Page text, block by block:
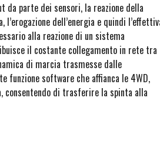
parte dei sensori, la reazione della
dell’energia e quindi
alla reazione di un sistema
il costante collegamento in rete tra
di marcia trasmesse dalle
funzione software che affianca le 4WD,
consentendo di trasferire la spinta alla